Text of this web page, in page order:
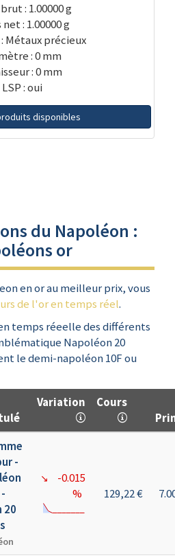
: 1.00000 g
: 1.00000 g
Métaux précieux
: 0 mm
: 0 mm
LSP : oui
disponibles
du Napoléon :
or
en or au meilleur prix, vous
de l'or en temps réel.
temps réeelle des différents
Napoléon 20
le demi-napoléon 10F ou
Variation
Cours
-
20
↘
-0.015
%
129,22 €